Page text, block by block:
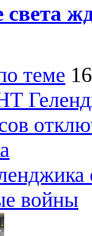
теме
войны